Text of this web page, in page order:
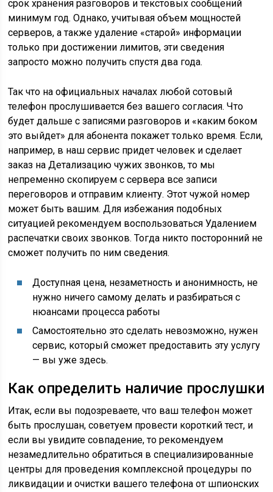
срок хранения разговоров и текстовых сообщений
минимум год. Однако, учитывая объем мощностей
серверов, а также удаление «старой» информации
только при достижении лимитов, эти сведения
запросто можно получить спустя два года.
Так что на официальных началах любой сотовый
телефон прослушивается без вашего согласия. Что
будет дальше с записями разговоров и «каким боком
это выйдет» для абонента покажет только время. Если,
например, в наш сервис придет человек и сделает
заказ на Детализацию чужих звонков, то мы
непременно скопируем с сервера все записи
переговоров и отправим клиенту. Этот чужой номер
может быть вашим. Для избежания подобных
ситуацией рекомендуем воспользоваться Удалением
распечатки своих звонков. Тогда никто посторонний не
сможет получить по ним сведения.
Доступная цена, незаметность и анонимность, не
нужно ничего самому делать и разбираться с
нюансами процесса работы
Самостоятельно это сделать невозможно, нужен
сервис, который сможет предоставить эту услугу
— вы уже здесь.
Как определить наличие прослушки
Итак, если вы подозреваете, что ваш телефон может
быть прослушан, советуем провести короткий тест, и
если вы увидите совпадение, то рекомендуем
незамедлительно обратиться в специализированные
центры для проведения комплексной процедуры по
ликвидации и очистки вашего телефона от шпионских